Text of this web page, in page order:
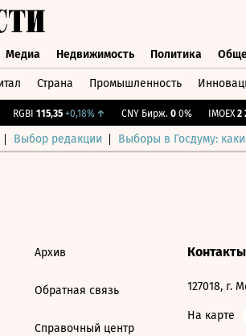
Медиа Недвижимость Политика
Страна Промышленность
RGBI 115,35 +0,18%↑ CNY Бирж. 0 0% IMOEX 2
Выбор редакции Выборы в Госдуму:
Архив
Обратная связь
Справочный центр
Контакты
127018, г.
На карте